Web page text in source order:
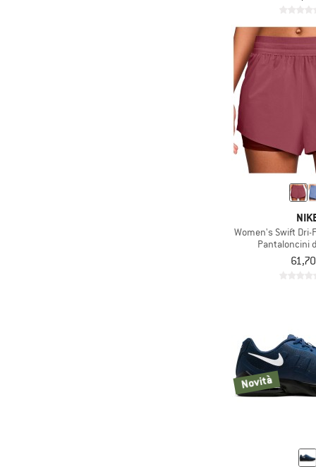
Women's Swift Dri-
Pantaloncini
Novità